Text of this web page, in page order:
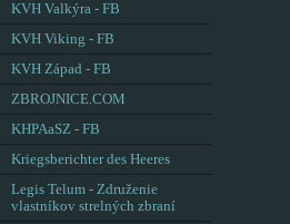
KVH Valkýra - FB
KVH Viking - FB
KVH Západ - FB
ZBROJNICE.COM
KHPAaSZ - FB
Kriegsberichter des Heeres
Legis Telum - Združenie
vlastníkov strelných zbraní